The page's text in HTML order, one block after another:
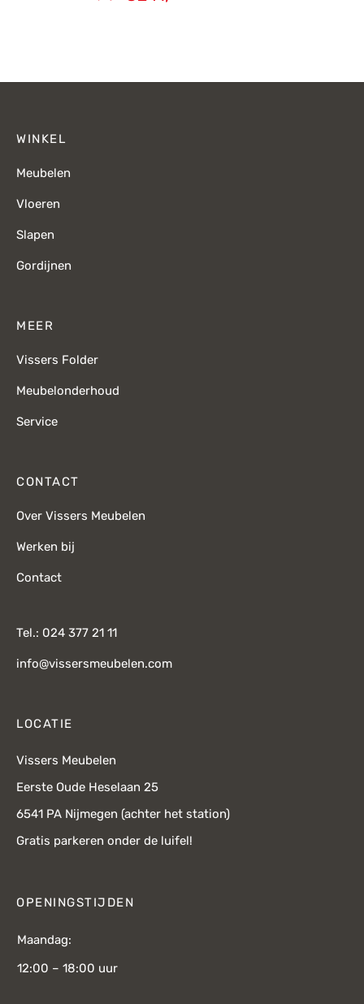
WINKEL
Meubelen
Vloeren
Slapen
Gordijnen
MEER
Vissers Folder
Meubelonderhoud
Service
CONTACT
Over Vissers Meubelen
Werken bij
Contact
Tel.: 024 377 21 11
info@vissersmeubelen.com
LOCATIE
Vissers Meubelen
Eerste Oude Heselaan 25
6541 PA Nijmegen (achter het station)
Gratis parkeren onder de luifel!
OPENINGSTIJDEN
Maandag:
12:00 – 18:00 uur